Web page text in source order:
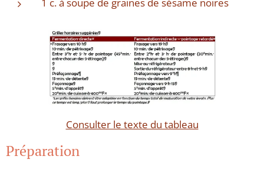
1 c. à soupe de graines de sésame noires
Consulter le texte du tableau
Préparation